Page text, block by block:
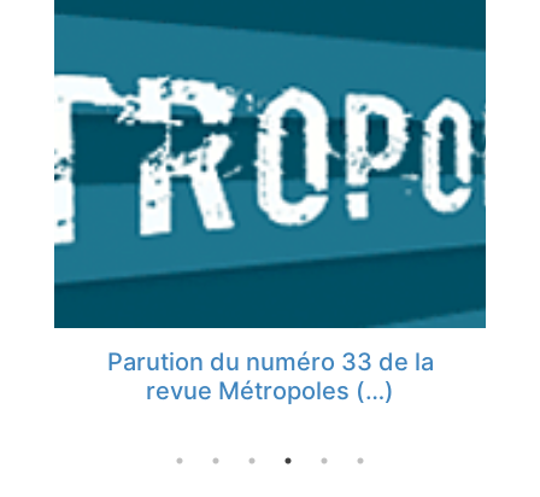
Parution du numéro 33 de la
revue Métropoles (…)